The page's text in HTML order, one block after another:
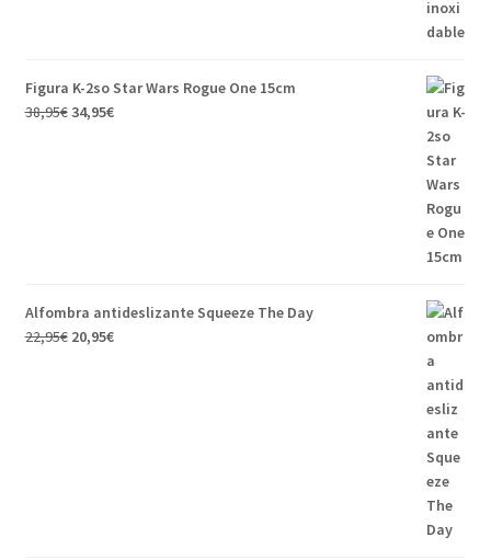
Figura K-2so Star Wars Rogue One 15cm
38,95€El
34,95€El
Alfombra antideslizante Squeeze The Day
22,95€ El
20,95€El